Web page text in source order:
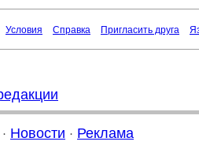
Условия Справка Пригласить друга
· Новости · Реклама